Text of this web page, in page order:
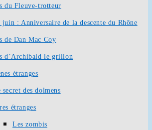
du Fleuve-trotteur
juin : Anniversaire de la descente du Rhône
de Dan Mac Coy
d’Archibald le grillon
étranges
secret des dolmens
étranges
Les zombis